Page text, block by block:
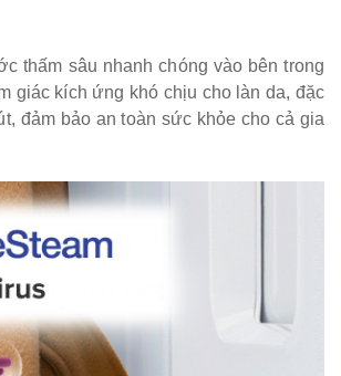
thấm sâu nhanh chóng vào bên trong
giác kích ứng khó chịu cho làn da, đặc
đảm bảo an toàn sức khỏe cho cả gia